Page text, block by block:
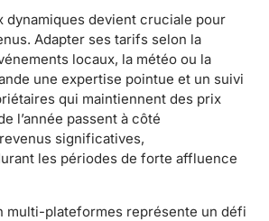
dynamiques devient cruciale pour
Adapter ses tarifs selon la
locaux, la météo ou la
une expertise pointue et un suivi
qui maintiennent des prix
l’année passent à côté
significatives,
les périodes de forte affluence
multi-plateformes représente un défi